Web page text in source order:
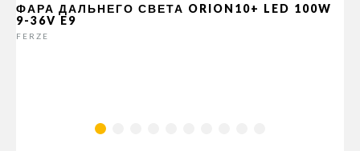
ФАРА ДАЛЬНЕГО СВЕТА ORION10+ LED 100W
9-36V E9
FERZE